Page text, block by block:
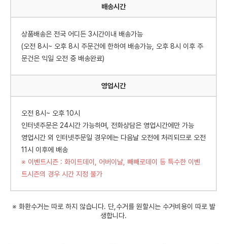
배송시간
상품배송은 전국 어디든 3시간이내 배송가능
(오전 8시~ 오후 8시 주문건에 한하여 배송가능, 오후 8시 이후 주
문건은 익일 오전 중 배송완료)
영업시간
오전 8시~ 오후 10시
인터넷주문은 24시간 가능하며, 전화상담은 영업시간에만 가능
영업시간 외 인터넷주문일 경우에는 다음날 오전에 처리되므로 오전
11시 이후에 배송
※ 이벤트시즌 : 화이트데이, 어버이날, 빼빼로데이 등 특수한 이벤
트시즌의 경우 시간 지정 불가
※ 화환수거는 따로 하지 않습니다. 단,수거를 원할시는 수거비용이 따로 발
생합니다.